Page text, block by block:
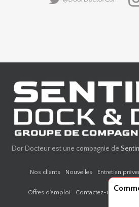
Dor Docteur est une compagnie de
Nos clients Nouvelles Entretien
Offres d'emploi Contactez-nous